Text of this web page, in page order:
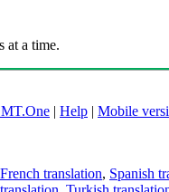
at a time.
| Help | Mobile
French translation, Spanish